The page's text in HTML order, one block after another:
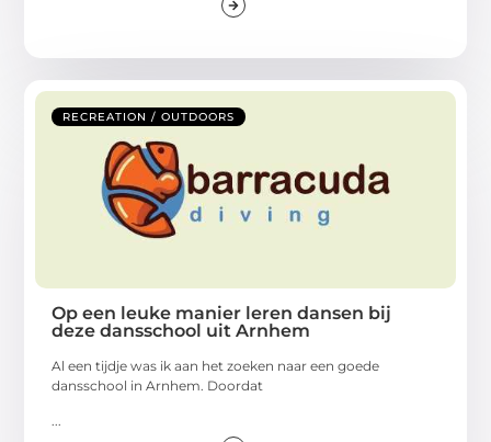
RECREATION / OUTDOORS
Op een leuke manier leren dansen bij
deze dansschool uit Arnhem
Al een tijdje was ik aan het zoeken naar een goede
dansschool in Arnhem. Doordat
...